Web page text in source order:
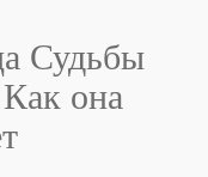
Судьбы
Как она